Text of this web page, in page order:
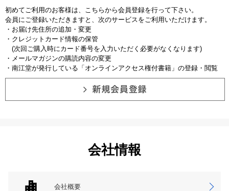
初めてご利用のお客様は、こちらから会員登録を行って下さい。
会員にご登録いただきますと、次のサービスをご利用いただけます。
・お届け先住所の追加・変更
・クレジットカード情報の保管
(次回ご購入時にカード番号を入力いただく必要がなくなります)
・メールマガジンの購読内容の変更
・南江堂が発行している「オンラインアクセス権付書籍」の登録・閲覧
会社情報
会社概要